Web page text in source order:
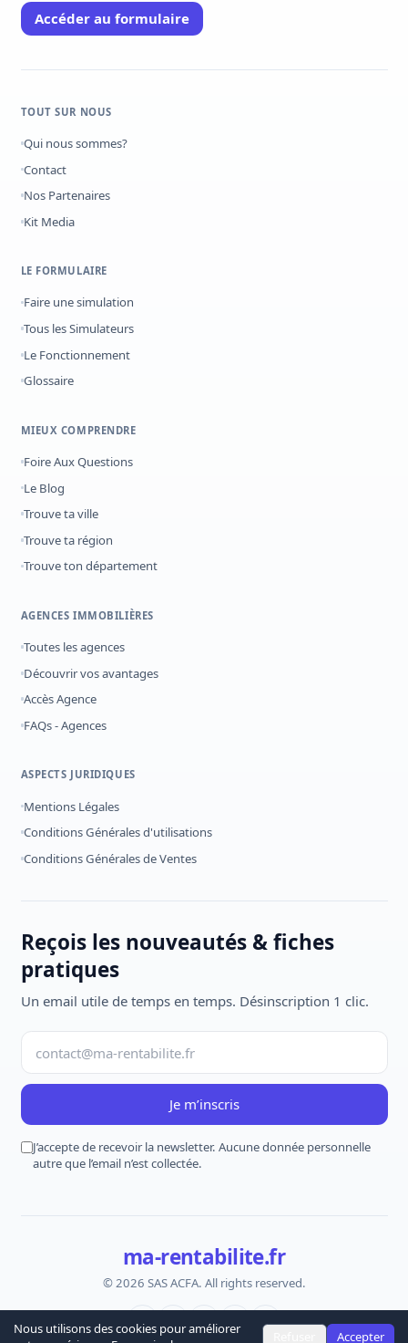
Accéder au formulaire
TOUT SUR NOUS
Qui nous sommes?
Contact
Nos Partenaires
Kit Media
LE FORMULAIRE
Faire une simulation
Tous les Simulateurs
Le Fonctionnement
Glossaire
MIEUX COMPRENDRE
Foire Aux Questions
Le Blog
Trouve ta ville
Trouve ta région
Trouve ton département
AGENCES IMMOBILIÈRES
Toutes les agences
Découvrir vos avantages
Accès Agence
FAQs - Agences
ASPECTS JURIDIQUES
Mentions Légales
Conditions Générales d'utilisations
Conditions Générales de Ventes
Reçois les nouveautés & fiches
pratiques
Un email utile de temps en temps. Désinscription 1 clic.
Je m’inscris
J’accepte de recevoir la newsletter. Aucune donnée personnelle
autre que l’email n’est collectée.
ma-rentabilite.fr
© 2026 SAS ACFA. All rights reserved.
Nous utilisons des cookies pour améliorer
Accepter